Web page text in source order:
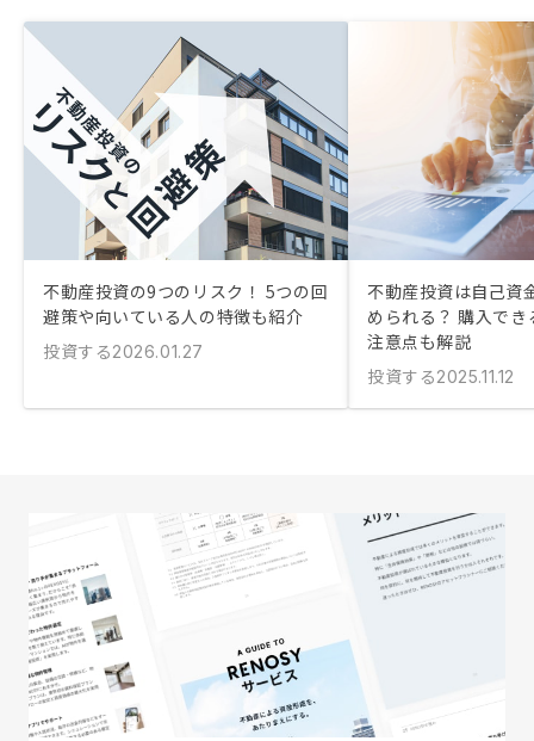
不動産投資の9つのリスク！ 5つの回
避策や向いている人の特徴も紹介
投資する2026.01.27
不動産投資は自己資
められる？ 購入で
注意点も解説
投資する2025.11.12